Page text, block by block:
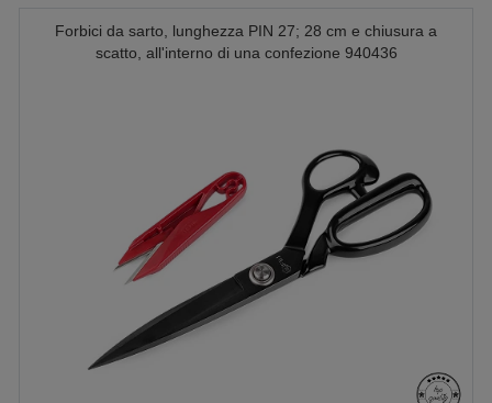
Forbici da sarto, lunghezza PIN 27; 28 cm e chiusura a
scatto, all'interno di una confezione 940436